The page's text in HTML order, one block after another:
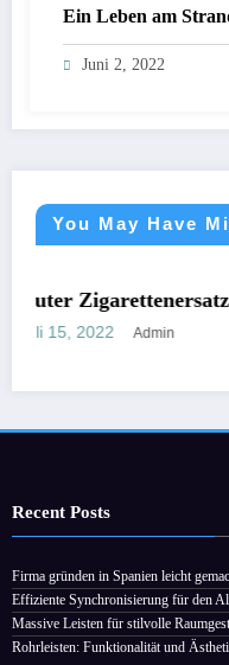
Ein Leben am
Juni 2, 2022
You May Have
Recent Posts
Firma gründen in Spanien leicht
Effiziente Synchronisierung für den
Massive Leisten für stilvolle
Rohrleisten: Funktionalität und